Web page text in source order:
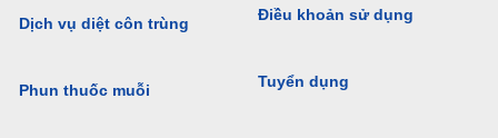
Dịch vụ diệt côn trùng
Phun thuốc muỗi
Điều khoản sử dụng
Tuyển dụng